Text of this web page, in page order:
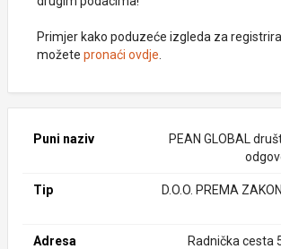
Primjer kako poduzeće izgleda za
možete pronaći ovdje
Puni naziv
PEAN GLOBAL
Tip
D.O.O. PREMA
Adresa Radnička cesta